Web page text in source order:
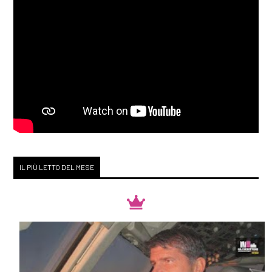
Dicembre 2018
Khaled Hosseini: pagina 69
[12]Duma Key, di Stephen
King: pagina 69
[05]Denti bianchi, di Zadie
Smith: pagina 69
IL PIÙ LETTO DEL MESE